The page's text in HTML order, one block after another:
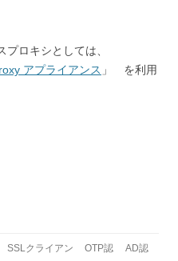
ロキシとしては、
アプライアンス 」 を利用
SSLクライアン
OTP認
AD認